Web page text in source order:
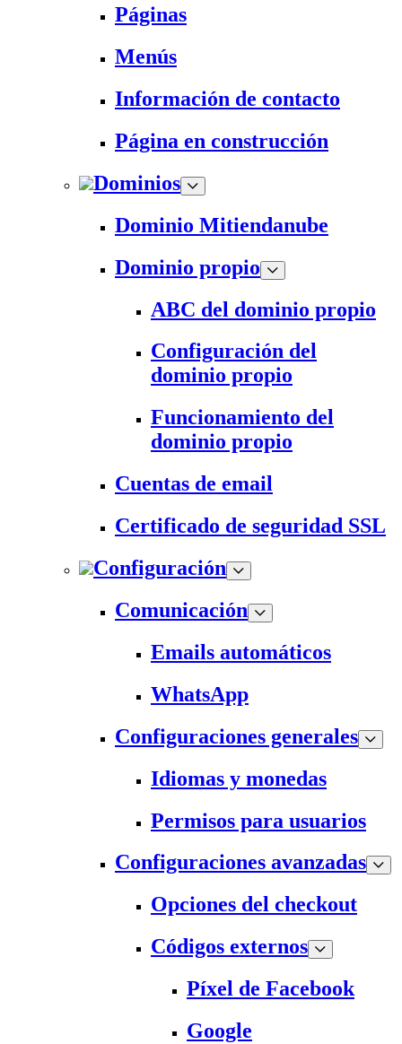
Páginas
Menús
Información de contacto
Página en construcción
Dominios
Dominio Mitiendanube
Dominio propio
ABC del dominio propio
Configuración del
dominio propio
Funcionamiento del
dominio propio
Cuentas de email
Certificado de seguridad SSL
Configuración
Comunicación
Emails automáticos
WhatsApp
Configuraciones generales
Idiomas y monedas
Permisos para usuarios
Configuraciones avanzadas
Opciones del checkout
Códigos externos
Píxel de Facebook
Google